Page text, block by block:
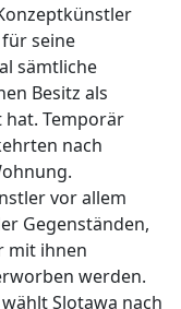
seine
sämtliche
Besitz als
Temporär
nach
vor allem
Gegenständen,
mit ihnen
werden.
Slotawa nach